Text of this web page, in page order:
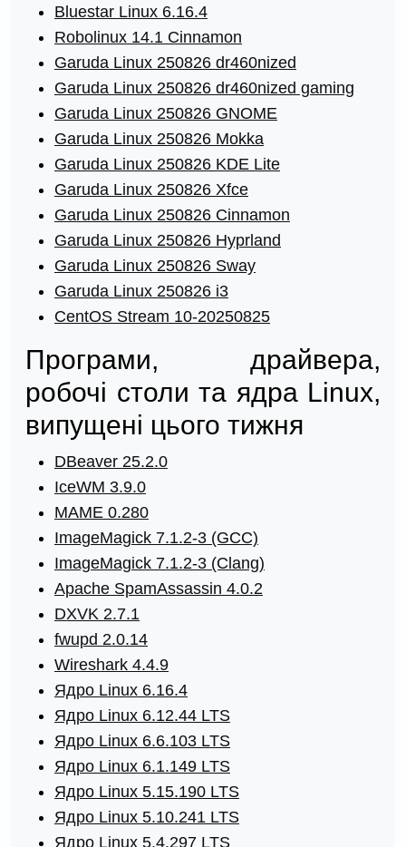
Bluestar Linux 6.16.4
Robolinux 14.1 Cinnamon
Garuda Linux 250826 dr460nized
Garuda Linux 250826 dr460nized gaming
Garuda Linux 250826 GNOME
Garuda Linux 250826 Mokka
Garuda Linux 250826 KDE Lite
Garuda Linux 250826 Xfce
Garuda Linux 250826 Cinnamon
Garuda Linux 250826 Hyprland
Garuda Linux 250826 Sway
Garuda Linux 250826 i3
CentOS Stream 10-20250825
Програми, драйвера,
робочі столи та ядра Linux,
випущені цього тижня
DBeaver 25.2.0
IceWM 3.9.0
MAME 0.280
ImageMagick 7.1.2-3 (GCC)
ImageMagick 7.1.2-3 (Clang)
Apache SpamAssassin 4.0.2
DXVK 2.7.1
fwupd 2.0.14
Wireshark 4.4.9
Ядро Linux 6.16.4
Ядро Linux 6.12.44 LTS
Ядро Linux 6.6.103 LTS
Ядро Linux 6.1.149 LTS
Ядро Linux 5.15.190 LTS
Ядро Linux 5.10.241 LTS
Ядро Linux 5.4.297 LTS